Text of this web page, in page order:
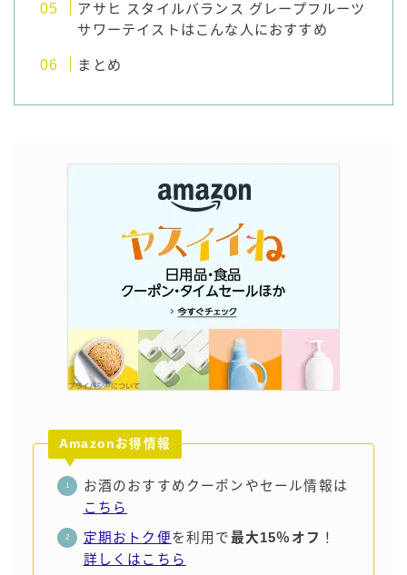
アサヒ スタイルバランス グレープフルーツ
サワーテイストはこんな人におすすめ
まとめ
Amazonお得情報
お酒のおすすめクーポンやセール情報は
こちら
定期おトク便を利用で最大15％オフ ！
詳しくはこちら